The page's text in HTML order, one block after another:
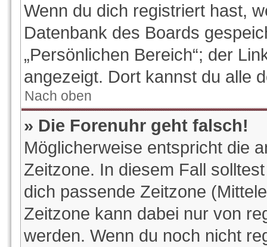
Wenn du dich registriert hast,
Datenbank des Boards
„Persönlichen Bereich“; der
angezeigt. Dort kannst du alle
Nach oben
» Die Forenuhr geht falsch!
Möglicherweise entspricht die
Zeitzone. In diesem Fall
dich passende Zeitzone
Zeitzone kann dabei nur von
werden. Wenn du noch nicht